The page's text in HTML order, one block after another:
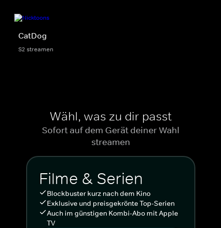
CatDog
S2 streamen
Wähl, was zu dir passt
Sofort auf dem Gerät deiner Wahl
streamen
Filme & Serien
Blockbuster kurz nach dem Kino
Exklusive und preisgekrönte Top-Serien
Auch im günstigen Kombi-Abo mit Apple
TV